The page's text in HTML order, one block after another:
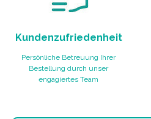
Kundenzufriedenheit
Persönliche Betreuung Ihrer
Bestellung durch unser
engagiertes Team